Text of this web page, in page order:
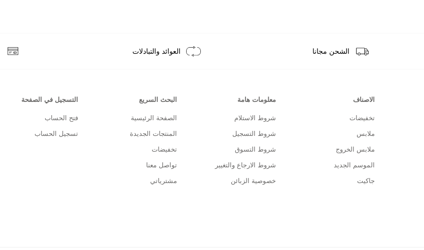
الشحن مجانا العوائد والتبادلات
الاصناف
تخفيضات
ملابس
ملابس الخروج
الموسم الجديد
جاكيت
معلومات هامة
شروط الاستلام
شروط التسجيل
شروط التسوق
شروط الارجاع والتغيير
خصوصية الزبائن
البحث السريع
الصفحة الرئيسية
المنتجات الجديدة
تخفيضات
تواصل معنا
مشترياتي
التسجيل في الصفحة
فتح الحساب
تسجيل الحساب